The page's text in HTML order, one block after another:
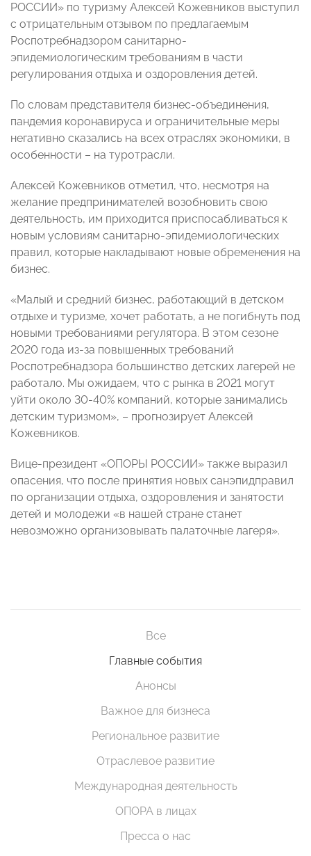
РОССИИ» по туризму Алексей Кожевников выступил
с отрицательным отзывом по предлагаемым
Роспотребнадзором санитарно-
эпидемиологическим требованиям в части
регулирования отдыха и оздоровления детей.
По словам представителя бизнес-объединения,
пандемия коронавируса и ограничительные меры
негативно сказались на всех отраслях экономики, в
особенности – на туротрасли.
Алексей Кожевников отметил, что, несмотря на
желание предпринимателей возобновить свою
деятельность, им приходится приспосабливаться к
новым условиям санитарно-эпидемиологических
правил, которые накладывают новые обременения на
бизнес.
«Малый и средний бизнес, работающий в детском
отдыхе и туризме, хочет работать, а не погибнуть под
новыми требованиями регулятора. В этом сезоне
2020 года из-за повышенных требований
Роспотребнадзора большинство детских лагерей не
работало. Мы ожидаем, что с рынка в 2021 могут
уйти около 30-40% компаний, которые занимались
детским туризмом», – прогнозирует Алексей
Кожевников.
Вице-президент «ОПОРЫ РОССИИ» также выразил
опасения, что после принятия новых санэпидправил
по организации отдыха, оздоровления и занятости
детей и молодежи «в нашей стране станет
невозможно организовывать палаточные лагеря».
Все
Главные события
Анонсы
Важное для бизнеса
Региональное развитие
Отраслевое развитие
Международная деятельность
ОПОРА в лицах
Пресса о нас